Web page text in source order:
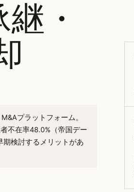
・
プラットフォーム。
不在率48.0%（帝国デー
検討するメリットがあ